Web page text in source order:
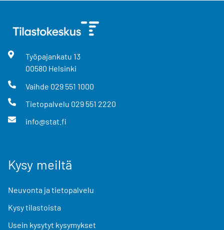
Työpajankatu 13
00580 Helsinki
Vaihde 029 551 1000
Tietopalvelu 029 551 2220
info@stat.fi
Kysy meiltä
Neuvonta ja tietopalvelu
Kysy tilastoista
Usein kysytyt kysymykset